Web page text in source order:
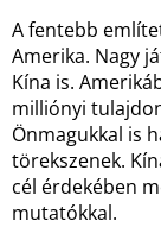
A fentebb
Amerika. Nagy
Kína is.
milliónyi
Önmagukkal is
törekszenek.
cél érdekében
mutatókkal.